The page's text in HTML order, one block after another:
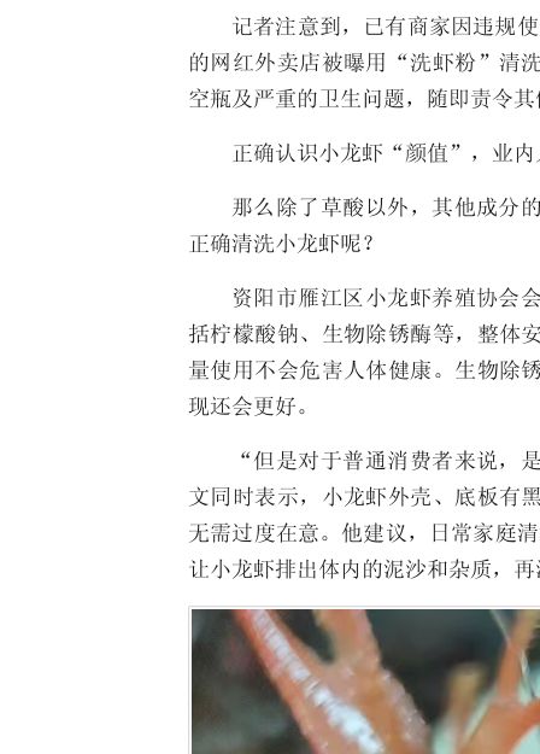
记者注意到，已有商家因违规
的网红外卖店被曝用“洗虾粉”清
空瓶及严重的卫生问题，随即责令
正确认识小龙虾“颜值”，业内
那么除了草酸以外，其他成分
正确清洗小龙虾呢？
资阳市雁江区小龙虾养殖协会
括柠檬酸钠、生物除锈酶等，整体
量使用不会危害人体健康。生物除
现还会更好。
“但是对于普通消费者来说
文同时表示，小龙虾外壳、底板有
无需过度在意。他建议，日常家庭
让小龙虾排出体内的泥沙和杂质，